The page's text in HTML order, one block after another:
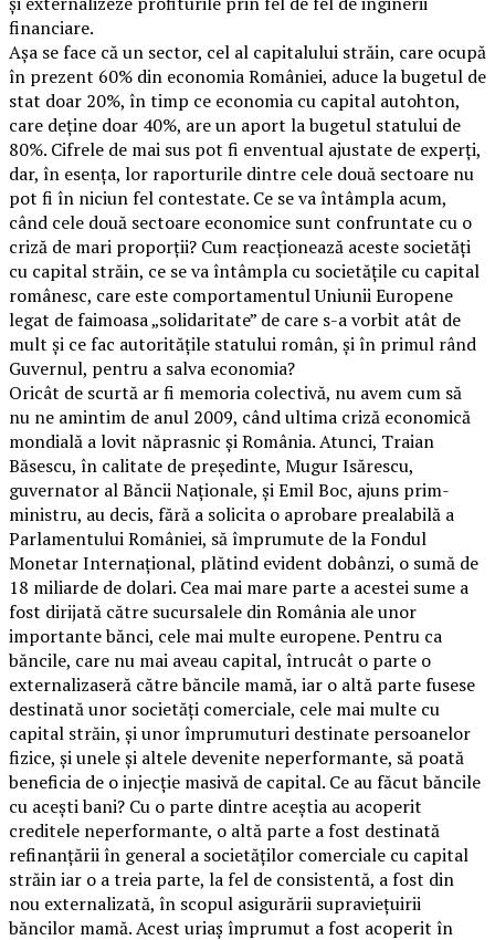
financiare.
Așa se face că un sector, cel al capitalului străin, care ocupă
în prezent 60% din economia României, aduce la bugetul de
stat doar 20%, în timp ce economia cu capital autohton,
care deține doar 40%, are un aport la bugetul statului de
80%. Cifrele de mai sus pot fi enventual ajustate de experți,
dar, în esența, lor raporturile dintre cele două sectoare nu
pot fi în niciun fel contestate. Ce se va întâmpla acum,
când cele două sectoare economice sunt confruntate cu o
criză de mari proporții? Cum reacționează aceste societăți
cu capital străin, ce se va întâmpla cu societățile cu capital
românesc, care este comportamentul Uniunii Europene
legat de faimoasa „solidaritate” de care s-a vorbit atât de
mult și ce fac autoritățile statului român, și în primul rând
Guvernul, pentru a salva economia?
Oricât de scurtă ar fi memoria colectivă, nu avem cum să
nu ne amintim de anul 2009, când ultima criză economică
mondială a lovit năprasnic și România. Atunci, Traian
Băsescu, în calitate de președinte, Mugur Isărescu,
guvernator al Băncii Naționale, și Emil Boc, ajuns prim-
ministru, au decis, fără a solicita o aprobare prealabilă a
Parlamentului României, să împrumute de la Fondul
Monetar Internațional, plătind evident dobânzi, o sumă de
18 miliarde de dolari. Cea mai mare parte a acestei sume a
fost dirijată către sucursalele din România ale unor
importante bănci, cele mai multe europene. Pentru ca
băncile, care nu mai aveau capital, întrucât o parte o
externalizaseră către băncile mamă, iar o altă parte fusese
destinată unor societăți comerciale, cele mai multe cu
capital străin, și unor împrumuturi destinate persoanelor
fizice, și unele și altele devenite neperformante, să poată
beneficia de o injecție masivă de capital. Ce au făcut băncile
cu acești bani? Cu o parte dintre aceștia au acoperit
creditele neperformante, o altă parte a fost destinată
refinanțării în general a societăților comerciale cu capital
străin iar o a treia parte, la fel de consistentă, a fost din
nou externalizată, în scopul asigurării supraviețuirii
băncilor mamă. Acest uriaș împrumut a fost acoperit în